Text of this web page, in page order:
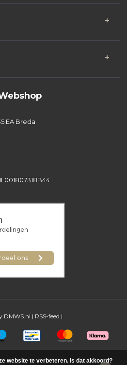
EA Breda
DMWS.nl | RSS-feed |
website te verbeteren. Is dat akkoord?